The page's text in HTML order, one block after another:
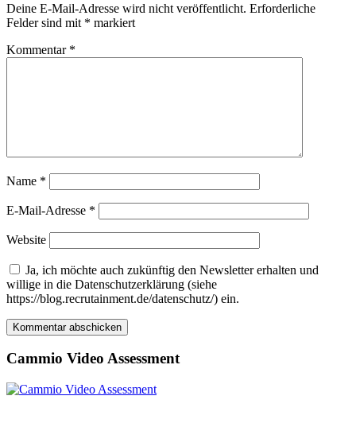
Deine E-Mail-Adresse wird nicht veröffentlicht. Erforderliche
Felder sind mit * markiert
Kommentar *
Name *
E-Mail-Adresse *
Website
Ja, ich möchte auch zukünftig den Newsletter erhalten und
willige in die Datenschutzerklärung (siehe
https://blog.recrutainment.de/datenschutz/) ein.
Cammio Video Assessment